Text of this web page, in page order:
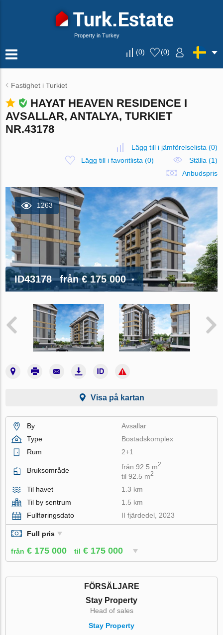
Property in Turkey
(0) (0)
Fastighet i Turkiet
HAYAT HEAVEN RESIDENCE I
AVSALLAR, ANTALYA, TURKIET
NR.43178
Lägg till i jämförelselista (0)
Lägg till i favoritlista (0)
Ställa (1)
Anbudspris
1263
ID43178 från€ 175 000
Visa på kartan
By
Avsallar
Type
Bostadskomplex
Rum
2+1
Bruksområde från 92.5 m2
til 92.5 m2
Til havet
1.3 km
Til by sentrum
1.5 km
Fullføringsdato
II fjärdedel, 2023
Full pris
från € 175 000 til € 175 000
FÖRSÄLJARE
Stay Property
Head of sales
Stay Property